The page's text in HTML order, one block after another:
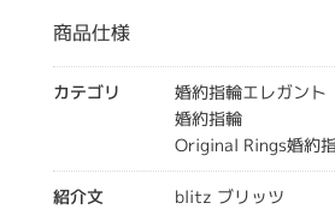
商品仕様
カテゴリ
婚約指輪エレガント
婚約指輪
Original Rings婚約
紹介文
blitz ブリッツ